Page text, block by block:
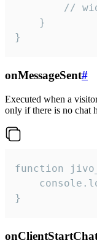
//
    }
}
onMessageSent#
Executed when a
only if there is no chat
function
}